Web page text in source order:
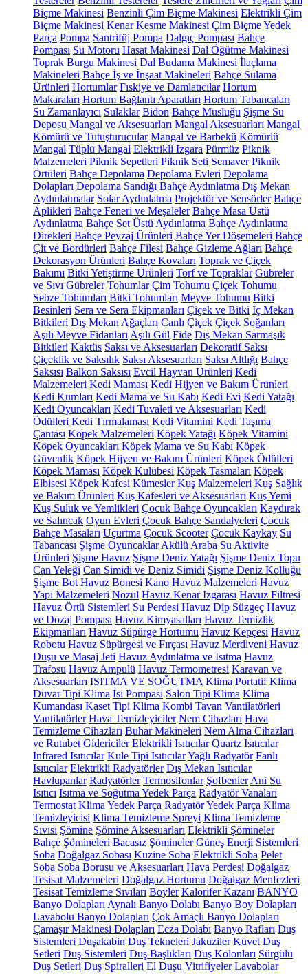
Biçme Makinesi Benzinli Çim Biçme Makinesi Elektrikli Çim
Biçme Makinesi Kenar Kesme Makinesi Çim Biçme Yedek
Parça Pompa Santrifüj Pompa Dalgıç Pompası Bahçe
Pompası Su Motoru Hasat Makinesi Dal Öğütme Makinesi
Toprak Burgu Makinesi Dal Budama Makinesi İlaçlama
Makineleri Bahçe İş ve İnşaat Makineleri Bahçe Sulama
Ürünleri Hortumlar Fıskiye ve Damlatıcılar Hortum
Makaraları Hortum Bağlantı Aparatları Hortum Tabancaları
Su Zamanlayıcı Sulaklar Bidon Bahçe Musluğu Şişme Su
Deposu Mangal ve Aksesuarları Mangal Aksesuarları Mangal
Kömürü ve Tutuşturucular Mangal ve Barbekü Kömürlü
Mangal Tüplü Mangal Elektrikli Izgara Pürmüz Piknik
Malzemeleri Piknik Sepetleri Piknik Seti Semaver Piknik
Örtüleri Bahçe Depolama Depolama Evleri Depolama
Dolapları Depolama Sandığı Bahçe Aydınlatma Dış Mekan
Aydınlatmalar Solar Aydınlatma Projektör ve Sensörler Bahçe
Aplikleri Bahçe Feneri ve Meşaleler Bahçe Masa Üstü
Aydınlatma Bahçe Set Üstü Aydınlatma Bahçe Aydınlatma
Direkleri Bahçe Peyzaj Ürünleri Bahçe Yer Döşemeleri Bahçe
Çit ve Bordürleri Bahçe Filesi Bahçe Gizleme Ağları Bahçe
Dekorasyon Ürünleri Bahçe Kovaları Toprak ve Çiçek
Bakımı Bitki Yetiştirme Ürünleri Torf ve Topraklar Gübreler
ve Sıvı Gübreler Tohumlar Çim Tohumu Çiçek Tohumu
Sebze Tohumları Bitki Tohumları Meyve Tohumu Bitki
Besinleri Sera ve Sera Ekipmanları Çiçek ve Bitki İç Mekan
Bitkileri Dış Mekan Ağaçları Canlı Çiçek Çiçek Soğanları
Aşılı Meyve Fidanları Aşılı Gül Fide Dış Mekan Sarmaşık
Bitkileri Kaktüs Saksı ve Aksesuarları Dekoratif Saksı
Çiçeklik ve Saksılık Saksı Aksesuarları Saksı Altlığı Bahçe
Saksısı Balkon Saksısı Evcil Hayvan Ürünleri Kedi
Malzemeleri Kedi Maması Kedi Hijyen ve Bakım Ürünleri
Kedi Kumları Kedi Mama ve Su Kabı Kedi Evi Kedi Yatağı
Kedi Oyuncakları Kedi Tuvaleti ve Aksesuarları Kedi
Ödülleri Kedi Tırmalaması Kedi Vitamini Kedi Taşıma
Çantası Köpek Malzemeleri Köpek Yatağı Köpek Vitamini
Köpek Oyuncakları Köpek Mama ve Su Kabı Köpek
Güvenlik Köpek Hijyen ve Bakım Ürünleri Köpek Ödülleri
Köpek Maması Köpek Kulübesi Köpek Tasmaları Köpek
Elbisesi Köpek Kafesi Kümesler Kuş Malzemeleri Kuş Sağlık
ve Bakım Ürünleri Kuş Kafesleri ve Aksesuarları Kuş Yemi
Kuş Suluk ve Yemlikleri Çocuk Bahçe Oyuncakları Kaydırak
ve Salıncak Oyun Evleri Çocuk Bahçe Sandalyeleri Çocuk
Bahçe Masaları Uçurtma Çocuk Scooter Çocuk Kaykay Su
Tabancası Şişme Oyuncaklar Akülü Araba Su Aktivite
Ürünleri Şişme Havuz Şişme Deniz Yatağı Şişme Deniz Topu
Can Yeleği Can Simidi ve Deniz Simidi Şişme Deniz Kolluğu
Şişme Bot Havuz Bonesi Kano Havuz Malzemeleri Havuz
Yapı Malzemeleri Nozul Havuz Kenar Izgarası Havuz Filtresi
Havuz Örtü Sistemleri Su Perdesi Havuz Dip Süzgeç Havuz
ve Dozaj Pompası Havuz Kimyasalları Havuz Temizlik
Ekipmanları Havuz Süpürge Hortumu Havuz Kepçesi Havuz
Robotu Havuz Süpürgesi ve Fırçası Havuz Merdiveni Havuz
Duşu ve Masaj Jeti Havuz Aydınlatma ve Isıtma Havuz
Trafosu Havuz Ampulü Havuz Termometresi Karavan ve
Aksesuarları ISITMA VE SOĞUTMA Klima Portatif Klima
Duvar Tipi Klima Isı Pompası Salon Tipi Klima Klima
Kumandası Kaset Tipi Klima Kombi Tavan Vantilatörleri
Vantilatörler Hava Temizleyiciler Nem Cihazları Hava
Temizleme Cihazları Buhar Makineleri Nem Alma Cihazları
ve Rutubet Gidericiler Elektrikli Isıtıcılar Quartz Isıtıcılar
Infrared Isıtıcılar Kule Tipi IsıtıcılarYağlı Radyatör Fanlı
Isıtıcılar Elektrikli Radyatörler Dış Mekan Isıtıcılar
Havlupanlar Radyatörler Termosifonlar Şofbenler Ani Su
Isıtıcı Isıtma ve Soğutma Yedek Parça Radyatör Vanaları
Termostat Klima Yedek Parça Radyatör Yedek Parça Klima
Temizleyicisi Klima Temizleme Spreyi Klima Temizleme
Sıvısı Şömine Şömine Aksesuarları Elektrikli Şömineler
Bahçe Şömineleri Bacasız Şömineler Güneş Enerji Sistemleri
Soba Doğalgaz Sobası Kuzine Soba Elektrikli Soba Pelet
Soba Soba Borusu ve Aksesuarları Hava Perdesi Doğalgaz
Tesisat Malzemeleri Doğalgaz Hortumu Doğalgaz Menfezleri
Tesisat Temizleme Sıvıları Boyler Kalorifer Kazanı BANYO
Banyo Dolapları Aynalı Banyo Dolabı Banyo Boy Dolapları
Lavabolu Banyo Dolapları Çok Amaçlı Banyo Dolapları
Çamaşır Makinesi Dolapları Ecza Dolabı Banyo Rafları Duş
Sistemleri Duşakabin Duş Tekneleri Jakuziler Küvet Duş
Setleri Duş Sistemleri Duş Başlıkları Duş Kolonları Sürgülü
Duş Setleri Duş Spiralleri El Duşu Vitrifiyeler Lavabolar